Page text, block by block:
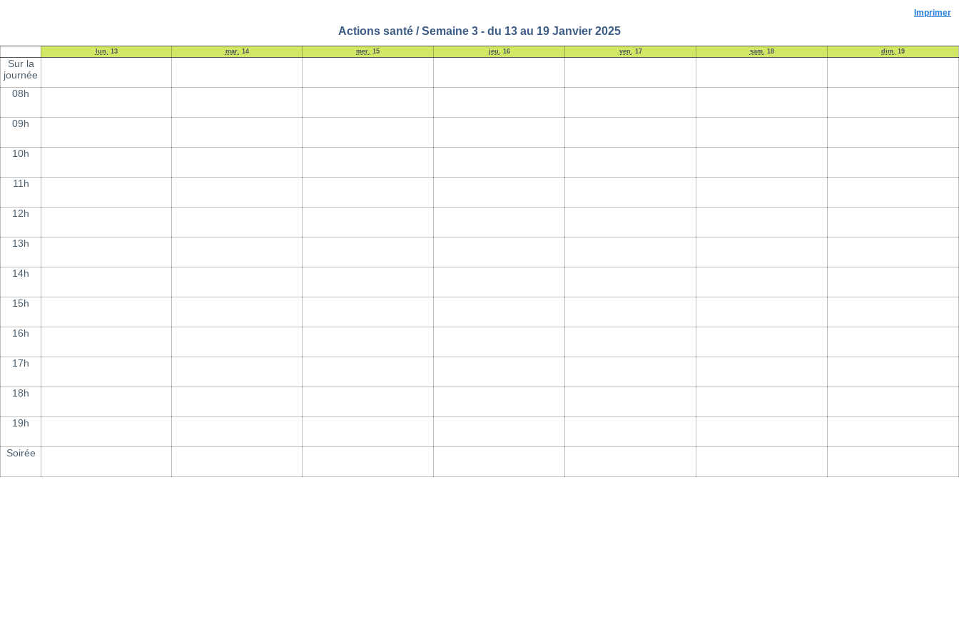
Imprimer
Actions santé / Semaine 3 - du 13 au 19 Janvier 2025
lun. 13 mar. 14 mer. 15 jeu. 16 ven. 17 sam. 18 dim. 19
Sur la
journée
08h
09h
10h
11h
12h
13h
14h
15h
16h
17h
18h
19h
Soirée